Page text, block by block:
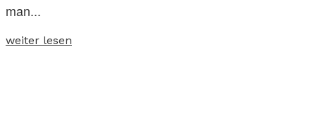
man...
weiter lesen